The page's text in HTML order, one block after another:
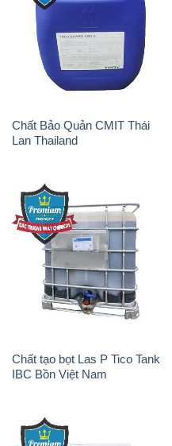
Chất Bảo Quản CMIT Thái
Lan Thailand
Chất tạo bọt Las P Tico Tank
IBC Bồn Việt Nam